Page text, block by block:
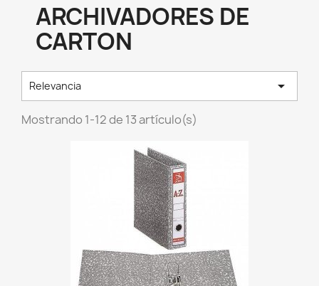
ARCHIVADORES DE
CARTON
Relevancia 
Mostrando 1-12 de 13 artículo(s)